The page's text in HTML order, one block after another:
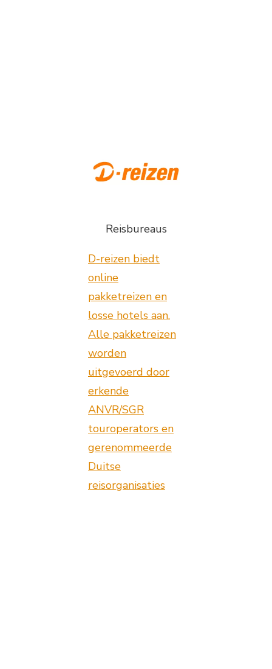
Reisbureaus
D-reizen biedt
online
pakketreizen en
losse hotels aan.
Alle pakketreizen
worden
uitgevoerd door
erkende
ANVR/SGR
touroperators en
gerenommeerde
Duitse
reisorganisaties